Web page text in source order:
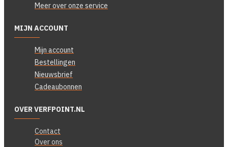
Meer over onze service
MIJN ACCOUNT
Mijn account
Bestellingen
Nieuwsbrief
Cadeaubonnen
OVER VERFPOINT.NL
Contact
Over ons